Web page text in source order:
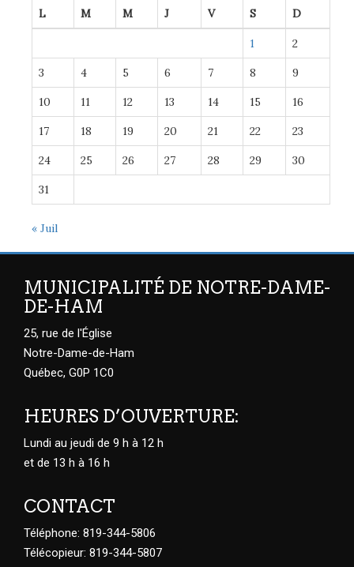
L M M J V S D
1 2
3 4 5 6 7 8 9
10 11 12 13 14 15 16
17 18 19 20 21 22 23
24 25 26 27 28 29 30
31
« Juil
MUNICIPALITÉ DE NOTRE-DAME-
DE-HAM
25, rue de l'Église
Notre-Dame-de-Ham
Québec, G0P 1C0
HEURES D’OUVERTURE:
Lundi au jeudi de 9 h à 12 h
et de 13 h à 16 h
CONTACT
Téléphone: 819-344-5806
Télécopieur: 819-344-5807